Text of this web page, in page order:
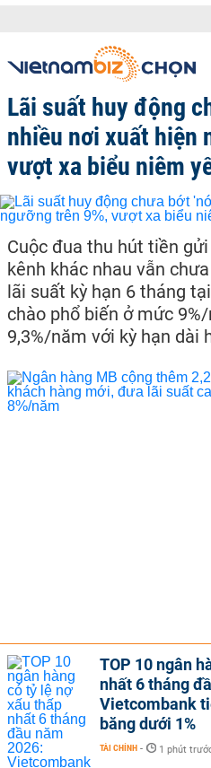
Lãi suất huy động
nhiều nơi xuất hiện
vượt xa biểu niêm
Cuộc đua thu hút tiền
kênh khác nhau vẫn
lãi suất kỳ hạn 6 tháng
chào phổ biến ở mức
9,3%/năm với kỳ hạn dài
TOP 10 ngân
nhất 6 tháng
Vietcombank
băng dưới 1%
TÀI CHÍNH - 1 phút